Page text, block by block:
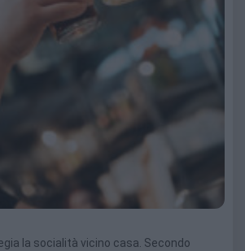
la socialità vicino casa. Secondo